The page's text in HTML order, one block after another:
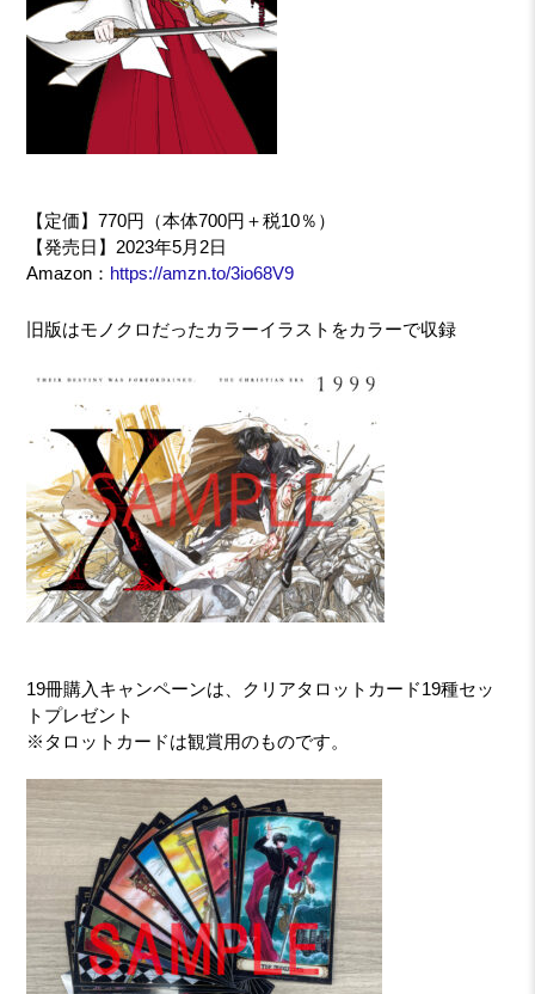
【定価】770円（本体700円＋税10％）
【発売日】2023年5月2日
Amazon： https://amzn.to/3io68V9
旧版はモノクロだったカラーイラストをカラーで収録
19冊購入キャンペーンは、クリアタロットカード19種セッ
トプレゼント
※タロットカードは観賞用のものです。